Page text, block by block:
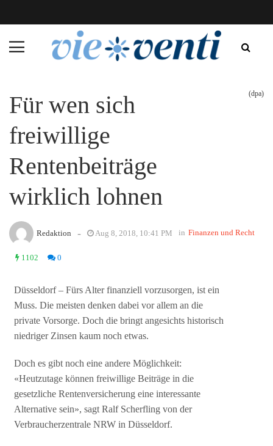
Für wen sich
freiwillige
Rentenbeiträge
wirklich lohnen
(dpa)
Redaktion - Aug 8, 2018, 10:41 PM in Finanzen und Recht
1102 0
Düsseldorf – Fürs Alter finanziell vorzusorgen, ist ein
Muss. Die meisten denken dabei vor allem an die
private Vorsorge. Doch die bringt angesichts historisch
niedriger Zinsen kaum noch etwas.
Doch es gibt noch eine andere Möglichkeit:
«Heutzutage können freiwillige Beiträge in die
gesetzliche Rentenversicherung eine interessante
Alternative sein», sagt Ralf Scherfling von der
Verbraucherzentrale NRW in Düsseldorf.